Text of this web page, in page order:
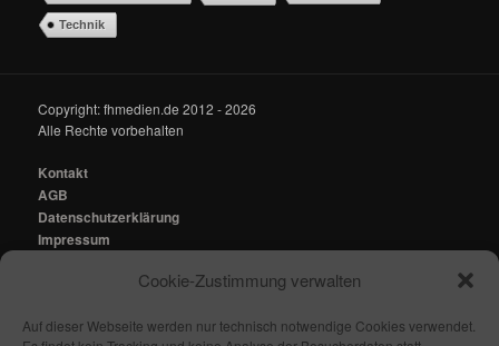
Cookie-Zustimmung verwalten
Auf dieser Webseite werden nur technisch notwendige Cookies verwendet.
Technik
Copyright: fhmedien.de 2012 - 2026
Alle Rechte vorbehalten
Kontakt
AGB
Datenschutzerklärung
Impressum
mail@fhmedien.de